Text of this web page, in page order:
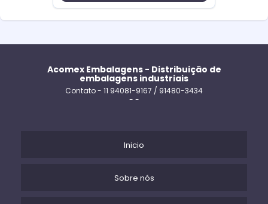
Acomex Embalagens - Distribuição de
embalagens industriais
Contato - 11 94081-9167 / 91480-3434
- -
Inicio
Sobre nós